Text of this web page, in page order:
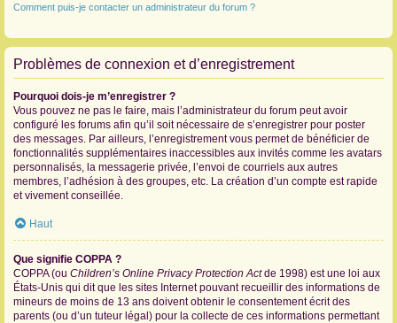
Comment puis-je contacter un administrateur du forum ?
Problèmes de connexion et d’enregistrement
Pourquoi dois-je m’enregistrer ?
Vous pouvez ne pas le faire, mais l’administrateur du forum peut avoir
configuré les forums afin qu’il soit nécessaire de s’enregistrer pour poster
des messages. Par ailleurs, l’enregistrement vous permet de bénéficier de
fonctionnalités supplémentaires inaccessibles aux invités comme les avatars
personnalisés, la messagerie privée, l’envoi de courriels aux autres
membres, l’adhésion à des groupes, etc. La création d’un compte est rapide
et vivement conseillée.
Haut
Que signifie COPPA ?
COPPA (ou Children’s Online Privacy Protection Actde 1998) est une loi aux
États-Unis qui dit que les sites Internet pouvant recueillir des informations de
mineurs de moins de 13 ans doivent obtenir le consentement écrit des
parents (ou d’un tuteur légal) pour la collecte de ces informations permettant